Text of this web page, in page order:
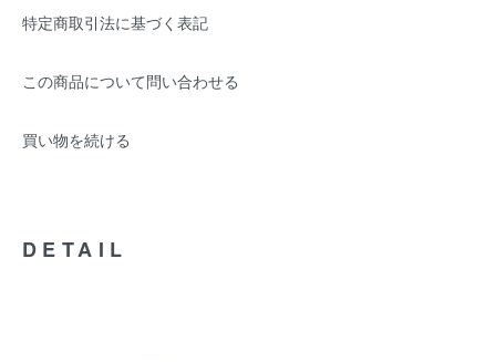
特定商取引法に基づく表記
この商品について問い合わせる
買い物を続ける
DETAIL